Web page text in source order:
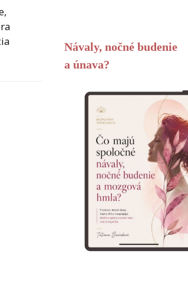
Návaly, nočné budenie
a únava?